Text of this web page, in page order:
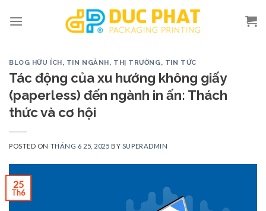
BLOG HỮU ÍCH, TIN NGÀNH, THỊ TRƯỜNG, TIN TỨC
Tác động của xu hướng không giấy
(paperless) đến ngành in ấn: Thách
thức và cơ hội
POSTED ON THÁNG 6 25, 2025 BY SUPERADMIN
25
Th6